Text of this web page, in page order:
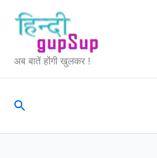
content
अब बातें होंगी खुलकर !
Search